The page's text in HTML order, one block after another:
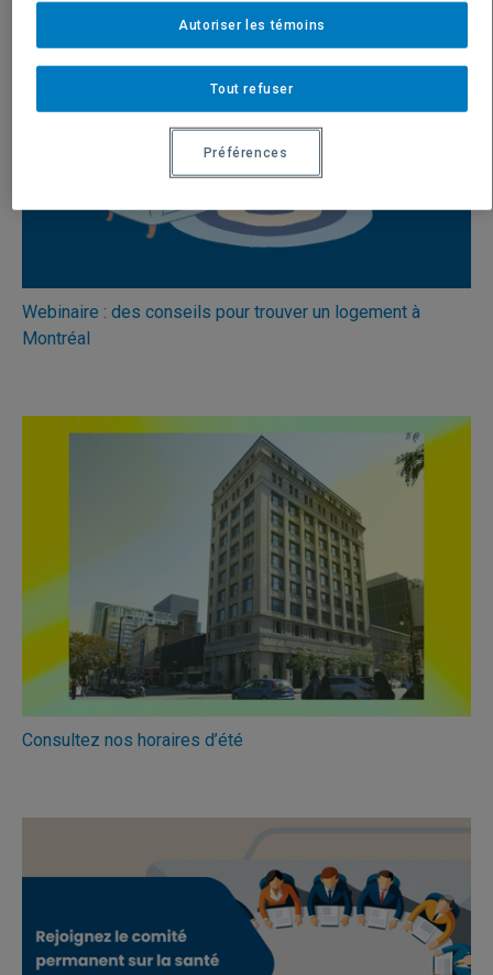
Webinaire : des conseils pour trouver un logement à
Montréal
Consultez nos horaires d’été
Tout refuser
Autoriser les témoins
Préférences